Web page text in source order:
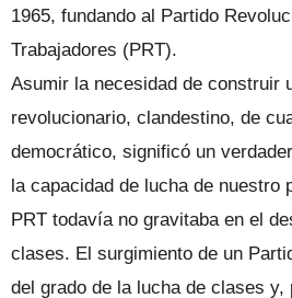
1965, fundando al Partido
Trabajadores (PRT).
Asumir la necesidad de construir
revolucionario, clandestino, de
democrático, significó un
la capacidad de lucha de nuestro
PRT todavía no gravitaba en el
clases. El surgimiento de un
del grado de la lucha de clases y,